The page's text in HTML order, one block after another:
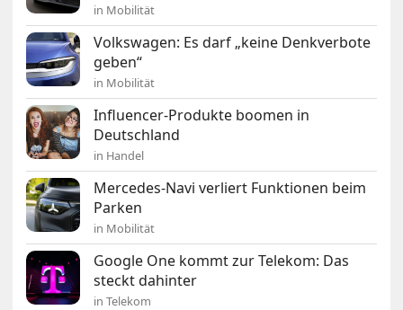
in Mobilität
Volkswagen: Es darf „keine Denkverbote
geben“
in Mobilität
Influencer-Produkte boomen in
Deutschland
in Handel
Mercedes-Navi verliert Funktionen beim
Parken
in Mobilität
Google One kommt zur Telekom: Das
steckt dahinter
in Telekom